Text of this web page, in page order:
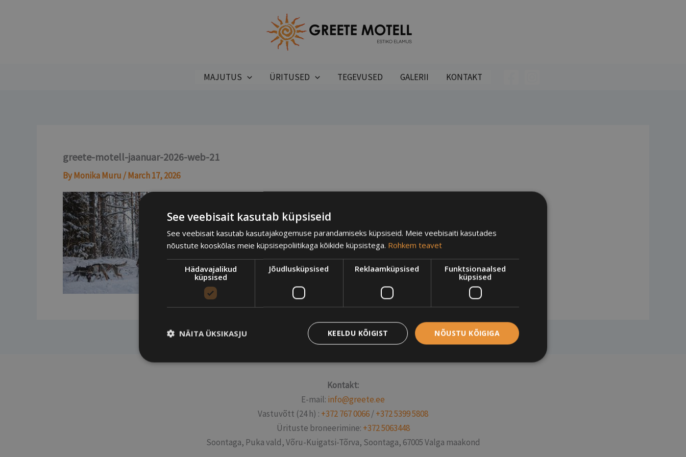
MAJUTUS ÜRITUSED TEGEVUSED GALERII KONTAKT
greete-motell-jaanuar-2026-web-21
ByMonika Muru /March 17, 2026
Kontakt:
E-mail: info@greete.ee
Vastuvõtt (24 h) : +372 767 0066/+372 5399 5808
Ürituste broneerimine: +372 5063448
Soontaga, Puka vald, Võru-Kuigatsi-Tõrva, Soontaga, 67005 Valga maakond
See veebisait kasutab küpsiseid
See veebisait kasutab kasutajakogemuse parandamiseks küpsiseid. Meie veebisaiti kasutades
nõustute kooskõlas meie küpsisepoliitikaga kõikide küpsistega. Rohkem teavet
Hädavajalikud
küpsised
Jõudlusküpsised Reklaamküpsised
Funktsionaalsed
küpsised
NÕUSTU KÕIGIGA
KEELDU KÕIGIST
NÄITA ÜKSIKASJU